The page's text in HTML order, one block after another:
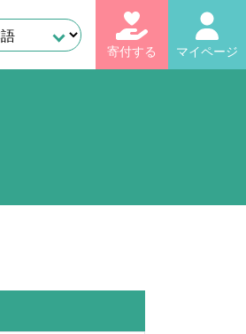
寄付する マイページ